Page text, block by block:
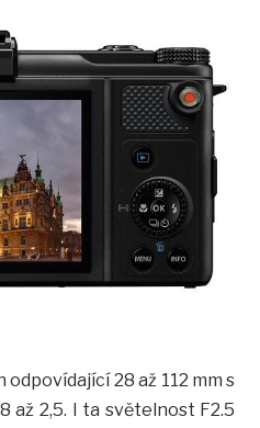
odpovídající 28 až 112 mm s
až 2,5. I ta světelnost F2.5